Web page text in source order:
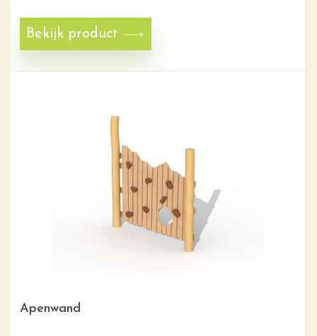
Bekijk product
Apenwand